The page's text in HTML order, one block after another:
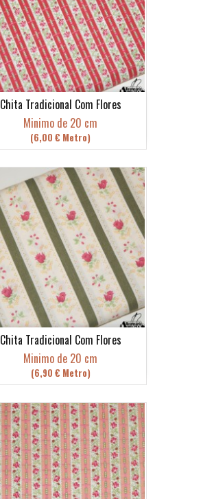
Chita Tradicional Com Flores
Minimo de 20 cm
(6,00 € Metro)
Chita Tradicional Com Flores
Minimo de 20 cm
(6,90 € Metro)